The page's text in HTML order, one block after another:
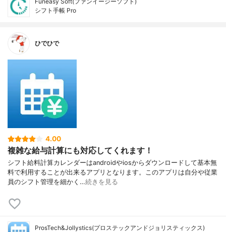
シフト手帳 Pro
ひでひで
4.00
複雑な給与計算にも対応してくれます！
シフト給料計算カレンダーはandroidやiosからダウンロードして基本無
料で利用することが出来るアプリとなります。このアプリは自分や従業
員のシフト管理を細かく…続きを見る
ProsTech&Jollystics(プロステックアンドジョリスティックス)